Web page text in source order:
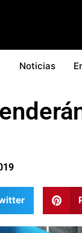
Noticias